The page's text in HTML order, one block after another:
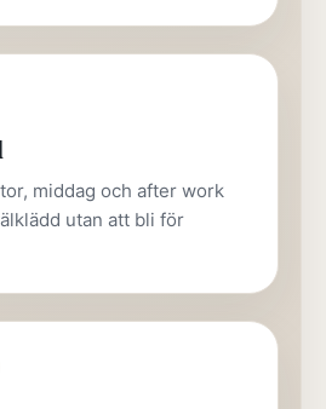
middag och after work
utan att bli för